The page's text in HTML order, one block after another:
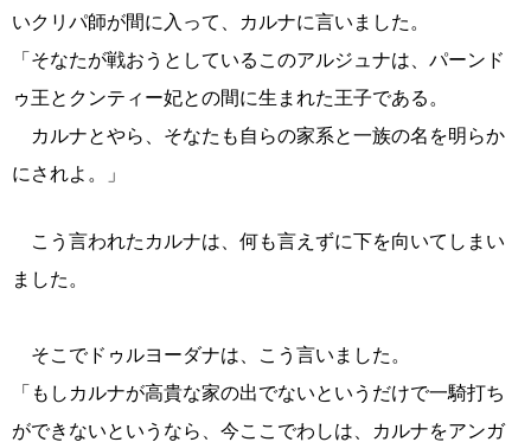
いクリパ師が間に入って、カルナに言いました。
「そなたが戦おうとしているこのアルジュナは、パーンド
ゥ王とクンティー妃との間に生まれた王子である。
カルナとやら、そなたも自らの家系と一族の名を明らか
にされよ。」
こう言われたカルナは、何も言えずに下を向いてしまい
ました。
そこでドゥルヨーダナは、こう言いました。
「もしカルナが高貴な家の出でないというだけで一騎打ち
ができないというなら、今ここでわしは、カルナをアンガ